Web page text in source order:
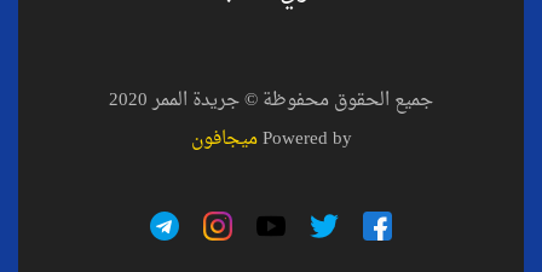
جميع الحقوق محفوظة © جريدة الممر 2020
Powered byميجافون